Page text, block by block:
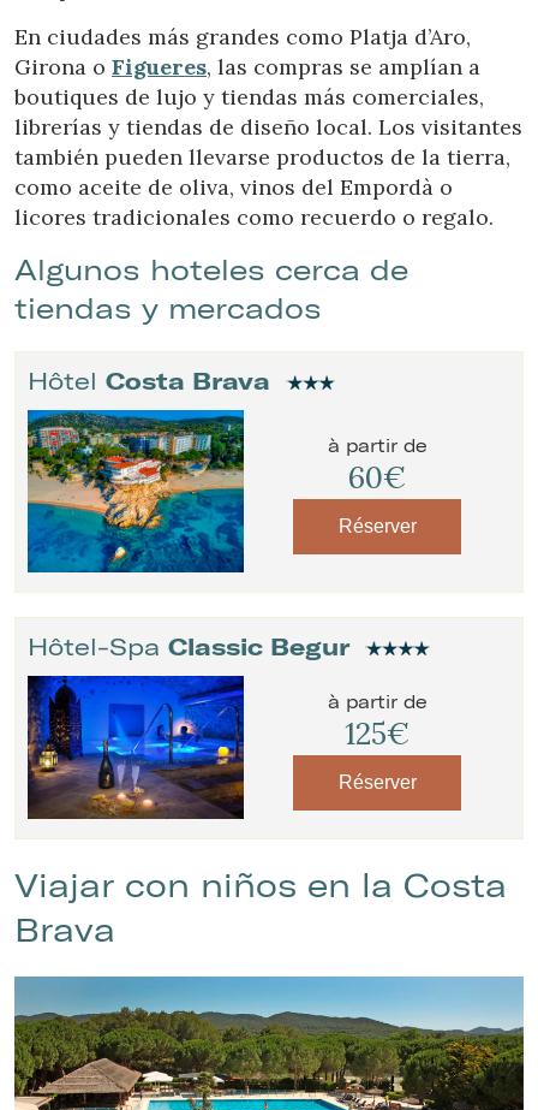
En ciudades más grandes como Platja d’Aro,
Girona o Figueres, las compras se amplían a
boutiques de lujo y tiendas más comerciales,
librerías y tiendas de diseño local. Los visitantes
también pueden llevarse productos de la tierra,
como aceite de oliva, vinos del Empordà o
licores tradicionales como recuerdo o regalo.
Algunos hoteles cerca de
tiendas y mercados
Hôtel Costa Brava
à partir de
60€
Réserver
Hôtel-Spa Classic Begur
à partir de
125€
Réserver
Viajar con niños en la Costa
Brava